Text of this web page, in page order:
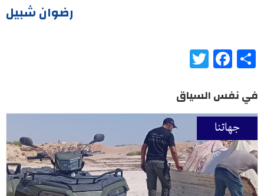
رضوان شبيل
Share
Facebook
في نفس السياق
جهاتنا